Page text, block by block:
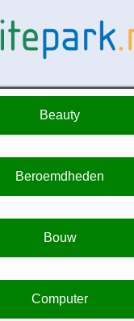
Beauty
Beroemdheden
Bouw
Computer